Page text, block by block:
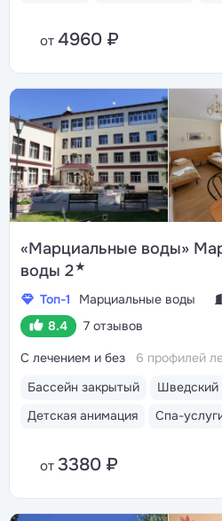
от 4960 ₽
«Марциальные воды»
воды 2★
Топ-1 Марциальные воды
8.4
7 отзывов
Бассейн закрытый
Шведский
Детская анимация
Спа-
С лечением и без 6 профилей
от 3380 ₽